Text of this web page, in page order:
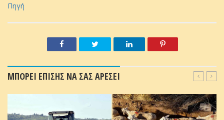
Πηγή
ΜΠΟΡΕΙ ΕΠΙΣΗΣ ΝΑ ΣΑΣ ΑΡΕΣΕΙ